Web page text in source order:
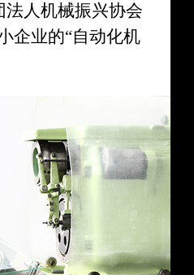
法人机械振兴协会
企业的“自动化机